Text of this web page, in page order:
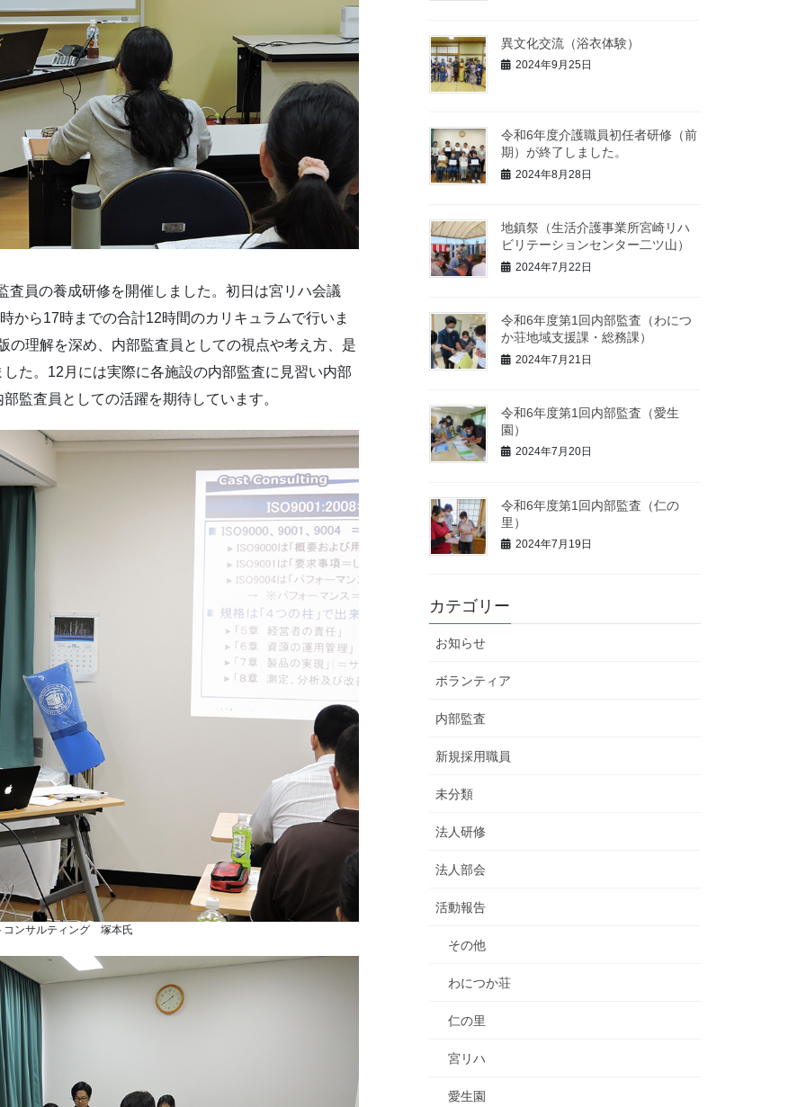
員の養成研修を開催しました。初日は宮リハ会議
から17時までの合計12時間のカリキュラムで行いま
の理解を深め、内部監査員としての視点や考え方、是
た。12月には実際に各施設の内部監査に見習い内部
監査員としての活躍を期待しています。
コンサルティング 塚本氏
異文化交流（浴衣体験）
2024年9月25日
令和6年度介護職員初任者研修（前
期）が終了しました。
2024年8月28日
地鎮祭（生活介護事業所宮崎リハ
ビリテーションセンター二ツ山）
2024年7月22日
令和6年度第1回内部監査（わにつ
か荘地域支援課・総務課）
2024年7月21日
令和6年度第1回内部監査（愛生
園）
2024年7月20日
令和6年度第1回内部監査（仁の
里）
2024年7月19日
カテゴリー
お知らせ
ボランティア
内部監査
新規採用職員
未分類
法人研修
法人部会
活動報告
その他
わにつか荘
仁の里
宮リハ
愛生園